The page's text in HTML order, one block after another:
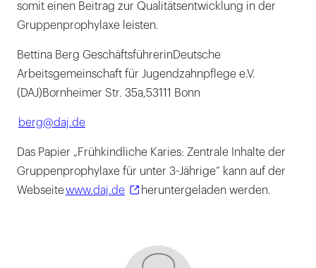
somit einen Beitrag zur Qualitätsentwicklung in der
Gruppenprophylaxe leisten.
Bettina Berg GeschäftsführerinDeutsche
Arbeitsgemeinschaft für Jugendzahnpflege e.V.
(DAJ)Bornheimer Str. 35a,53111 Bonn
berg@daj.de
Das Papier „Frühkindliche Karies: Zentrale Inhalte der
Gruppenprophylaxe für unter 3-Jährige“ kann auf der
Webseitewww.daj.de heruntergeladen werden.